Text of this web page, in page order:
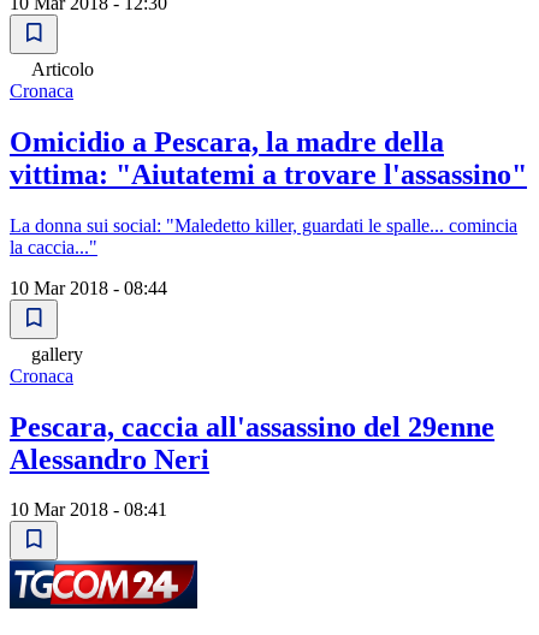
Articolo
Cronaca
Omicidio a Pescara, la madre della
vittima: "Aiutatemi a trovare l'assassino"
La donna sui social: "Maledetto killer, guardati le spalle... comincia
la caccia..."
10 Mar 2018 - 08:44
gallery
Cronaca
Pescara, caccia all'assassino del 29enne
Alessandro Neri
10 Mar 2018 - 08:41